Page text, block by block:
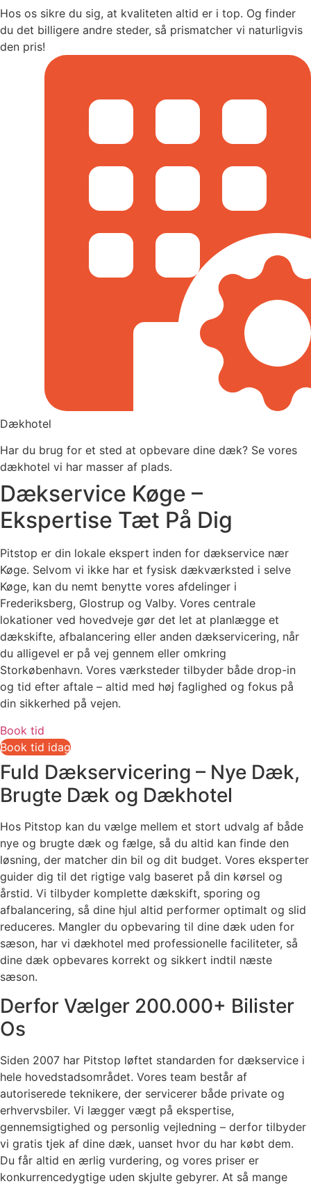
Hos os sikre du sig, at kvaliteten altid er i top. Og finder
du det billigere andre steder, så prismatcher vi naturligvis
den pris!
Dækhotel
Har du brug for et sted at opbevare dine dæk? Se vores
dækhotel vi har masser af plads.
Dækservice Køge –
Ekspertise Tæt På Dig
Pitstop er din lokale ekspert inden for dækservice nær
Køge. Selvom vi ikke har et fysisk dækværksted i selve
Køge, kan du nemt benytte vores afdelinger i
Frederiksberg, Glostrup og Valby. Vores centrale
lokationer ved hovedveje gør det let at planlægge et
dækskifte, afbalancering eller anden dækservicering, når
du alligevel er på vej gennem eller omkring
Storkøbenhavn. Vores værksteder tilbyder både drop-in
og tid efter aftale – altid med høj faglighed og fokus på
din sikkerhed på vejen.
Book tid
Book tid idag
Fuld Dækservicering – Nye Dæk,
Brugte Dæk og Dækhotel
Hos Pitstop kan du vælge mellem et stort udvalg af både
nye og brugte dæk og fælge, så du altid kan finde den
løsning, der matcher din bil og dit budget. Vores eksperter
guider dig til det rigtige valg baseret på din kørsel og
årstid. Vi tilbyder komplette dækskift, sporing og
afbalancering, så dine hjul altid performer optimalt og slid
reduceres. Mangler du opbevaring til dine dæk uden for
sæson, har vi dækhotel med professionelle faciliteter, så
dine dæk opbevares korrekt og sikkert indtil næste
sæson.
Derfor Vælger 200.000+ Bilister
Os
Siden 2007 har Pitstop løftet standarden for dækservice i
hele hovedstadsområdet. Vores team består af
autoriserede teknikere, der servicerer både private og
erhvervsbiler. Vi lægger vægt på ekspertise,
gennemsigtighed og personlig vejledning – derfor tilbyder
vi gratis tjek af dine dæk, uanset hvor du har købt dem.
Du får altid en ærlig vurdering, og vores priser er
konkurrencedygtige uden skjulte gebyrer. At så mange